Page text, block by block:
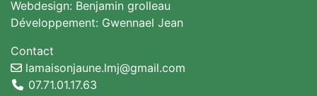
Webdesign: Benjamin grolleau
Développement: Gwennael Jean
Contact
lamaisonjaune.lmj@gmail.com
07.71.01.17.63